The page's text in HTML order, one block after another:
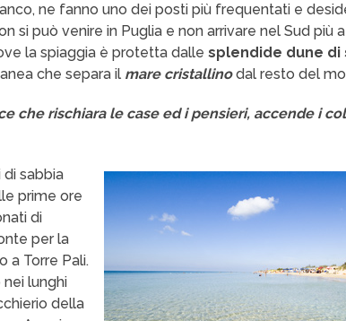
ne fanno uno dei posti più frequentati e
si può venire in Puglia e non arrivare nel Sud più
la spiaggia è protetta dalle splendide dune di
che separa il mare cristallinodal resto del
che rischiara le case ed i pensieri, accende i
sabbia
prime ore
di
per la
a Torre Pali.
nei lunghi
della